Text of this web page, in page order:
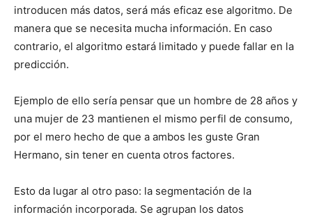
introducen más datos, será más eficaz ese algoritmo. De
manera que se necesita mucha información. En caso
contrario, el algoritmo estará limitado y puede fallar en la
predicción.
Ejemplo de ello sería pensar que un hombre de 28 años y
una mujer de 23 mantienen el mismo perfil de consumo,
por el mero hecho de que a ambos les guste Gran
Hermano, sin tener en cuenta otros factores.
Esto da lugar al otro paso: la segmentación de la
información incorporada. Se agrupan los datos